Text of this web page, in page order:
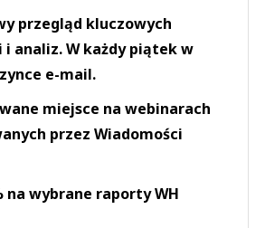
przegląd kluczowych
analiz. W każdy piątek w
e-mail.
miejsce na webinarach
przez Wiadomości
na wybrane raporty WH